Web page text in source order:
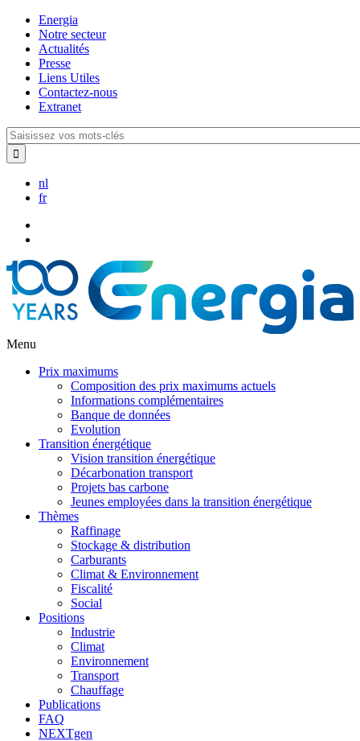
Aller
contenu
principal
Energia
Notre secteur
Actualités
Presse
Liens Utiles
Contactez-nous
Extranet
Saisissez
vos
mots-
nl
fr
Menu
Prix maximums
Composition des prix maximums actuels
Informations complémentaires
Banque de données
Evolution
Transition énergétique
Vision transition énergétique
Décarbonation transport
Projets bas carbone
Jeunes employées dans la transition énergétique
Thèmes
Raffinage
Stockage & distribution
Carburants
Climat & Environnement
Fiscalité
Social
Positions
Industrie
Climat
Environnement
Transport
Chauffage
Publications
FAQ
NEXTgen